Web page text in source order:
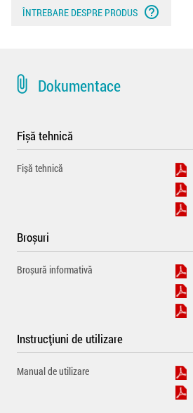
ÎNTREBARE DESPRE PRODUS help_outline
attach_file Dokumentace
Fișă tehnică
Fișă tehnică
Broșuri
Broșură informativă
Instrucțiuni de utilizare
Manual de utilizare